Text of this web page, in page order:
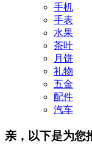
手机
手表
水果
茶叶
月饼
礼物
五金
配件
汽车
亲，以下是为您